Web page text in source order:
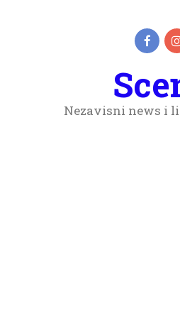
Nezavisni news i